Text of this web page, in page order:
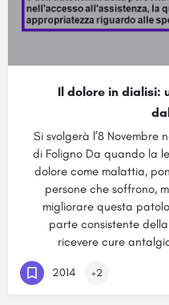
Il dolore in dialisi:
Si svolgerà l’8 Novembre
di Foligno Da quando la
dolore come malattia,
persone che soffrono,
migliorare questa
parte consistente
ricevere cure
2014 +2